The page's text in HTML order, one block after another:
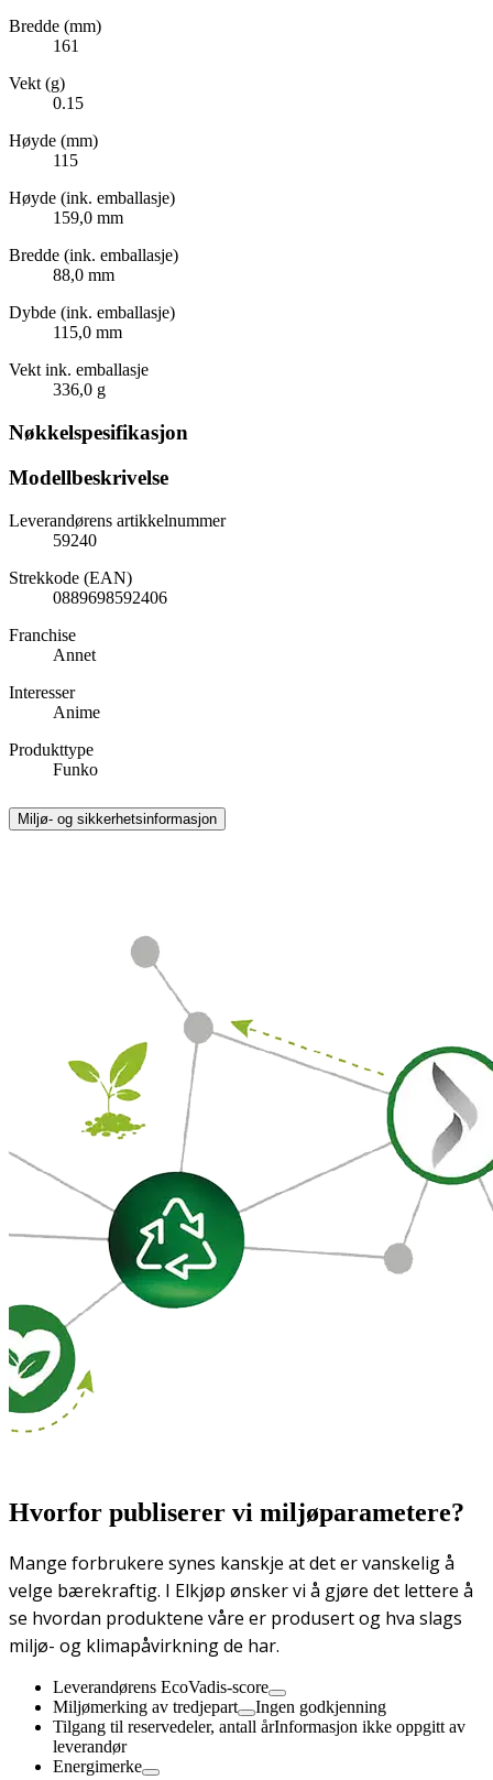
Bredde (mm)
161
Vekt (g)
0.15
Høyde (mm)
115
Høyde (ink. emballasje)
159,0 mm
Bredde (ink. emballasje)
88,0 mm
Dybde (ink. emballasje)
115,0 mm
Vekt ink. emballasje
336,0 g
Nøkkelspesifikasjon
Modellbeskrivelse
Leverandørens artikkelnummer
59240
Strekkode (EAN)
0889698592406
Franchise
Annet
Interesser
Anime
Produkttype
Funko
Miljø- og sikkerhetsinformasjon
Hvorfor publiserer vi miljøparametere?
Mange forbrukere synes kanskje at det er vanskelig å
velge bærekraftig. I Elkjøp ønsker vi å gjøre det lettere å
se hvordan produktene våre er produsert og hva slags
miljø- og klimapåvirkning de har.
Leverandørens EcoVadis-score
Miljømerking av tredjepart
Ingen godkjenning
Tilgang til reservedeler, antall årInformasjon ikke oppgitt av
leverandør
Energimerke